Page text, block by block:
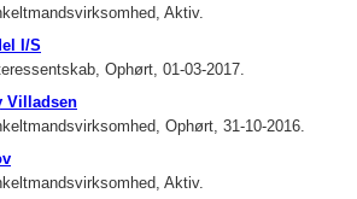
Aktiv.
I/S
Ophørt, 01-03-2017.
Villadsen
Ophørt, 31-10-2016.
Aktiv.